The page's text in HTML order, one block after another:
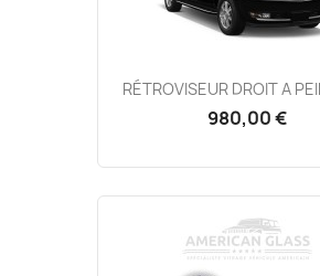
RÉTROVISEUR DROIT A
980,00 €